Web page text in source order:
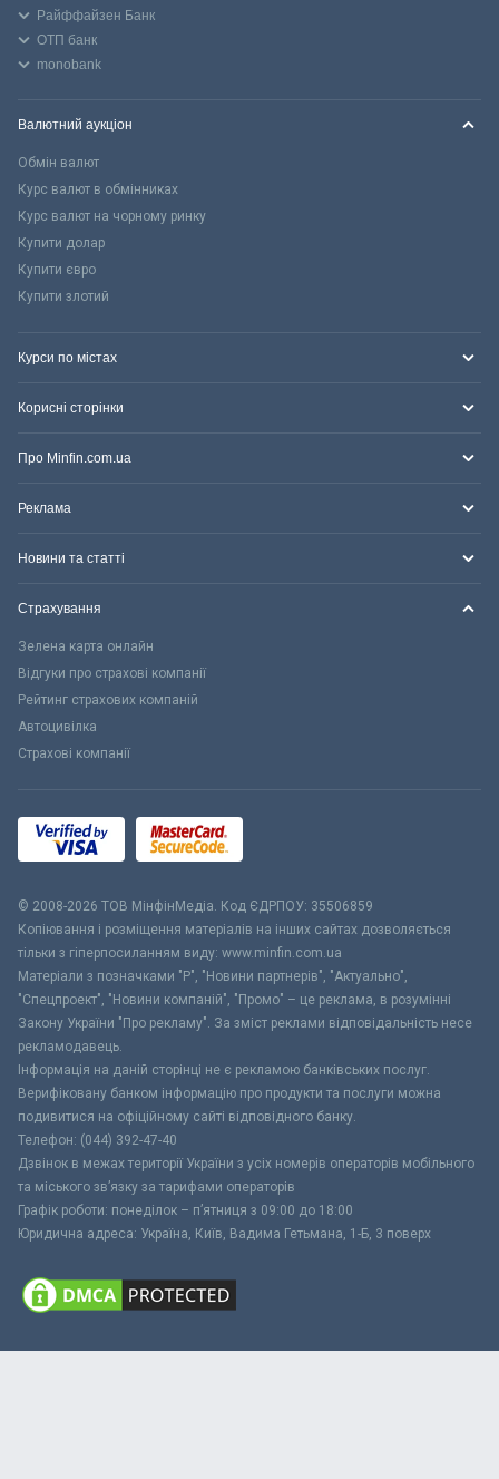
Райффайзен Банк
ОТП банк
monobank
Валютний аукціон
Обмін валют
Курс валют в обмінниках
Курс валют на чорному ринку
Купити долар
Купити євро
Купити злотий
Курси по містах
Корисні сторінки
Про Minfin.com.ua
Реклама
Новини та статті
Страхування
Зелена карта онлайн
Відгуки про страхові компанії
Рейтинг страхових компаній
Автоцивілка
Страхові компанії
© 2008-2026 ТОВ МiнфiнМедiа. Код ЄДРПОУ: 35506859
Копіювання і розміщення матеріалів на інших сайтах дозволяється
тільки з гіперпосиланням виду: www.minfin.com.ua
Матеріали з позначками "Р", "Новини партнерів", "Актуально",
"Спецпроект", "Новини компаній", "Промо" – це реклама, в розумінні
Закону України "Про рекламу". За зміст реклами відповідальність несе
рекламодавець.
Інформація на даній сторінці не є рекламою банківських послуг.
Верифіковану банком інформацію про продукти та послуги можна
подивитися на офіційному сайті відповідного банку.
Телефон: (044) 392-47-40
Дзвінок в межах території України з усіх номерів операторів мобільного
та міського зв’язку за тарифами операторів
Графік роботи: понеділок – п’ятниця з 09:00 до 18:00
Юридична адреса: Україна, Київ, Вадима Гетьмана, 1-Б, 3 поверх